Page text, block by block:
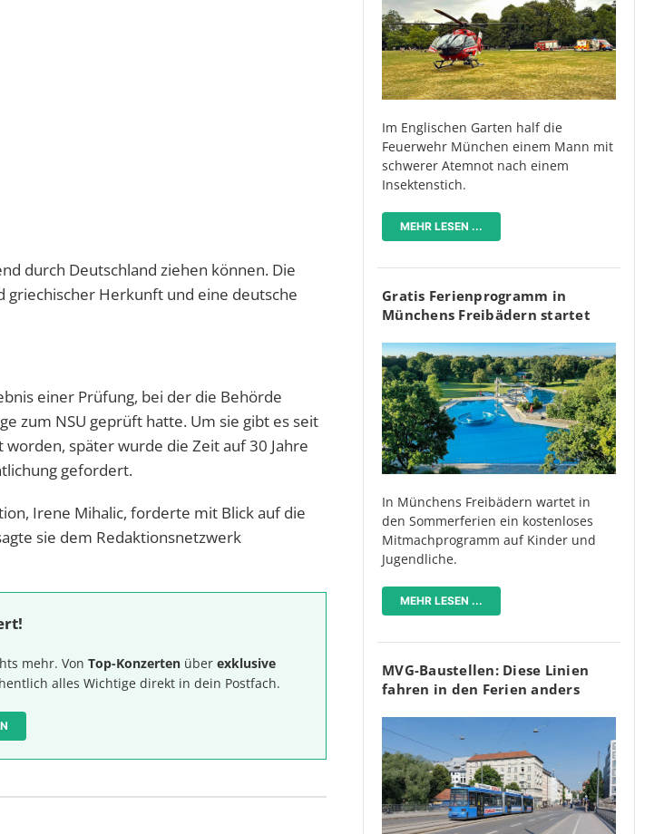
durch Deutschland ziehen können. Die
Herkunft und eine deutsche
einer Prüfung, bei der die Behörde
zum NSU geprüft hatte. Um sie gibt es seit
später wurde die Zeit auf 30 Jahre
gefordert.
Irene Mihalic, forderte mit Blick auf die
sie dem Redaktionsnetzwerk
mehr. Von Top-Konzerten über exklusive
alles Wichtige direkt in dein Postfach.
Im Englischen Garten half die
Feuerwehr München einem Mann mit
schwerer Atemnot nach einem
Insektenstich.
MEHR LESEN ...
Gratis Ferienprogramm in
Münchens Freibädern startet
In Münchens Freibädern wartet in
den Sommerferien ein kostenloses
Mitmachprogramm auf Kinder und
Jugendliche.
MEHR LESEN ...
MVG-Baustellen: Diese Linien
fahren in den Ferien anders